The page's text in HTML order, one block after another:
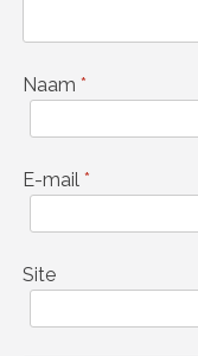
Naam *
E-mail *
Site